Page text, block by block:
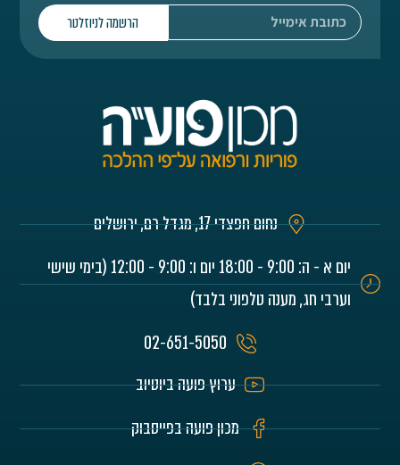
הרשמה לניוזלטר
נחום חפצדי 17, מגדל רם, ירושלים
יום א - ה: 9:00 - 18:00 יום ו: 9:00 - 12:00 (בימי שישי
וערבי חג, מענה טלפוני בלבד)
02-651-5050
ערוץ פועה ביוטיוב
מכון פועה בפייסבוק